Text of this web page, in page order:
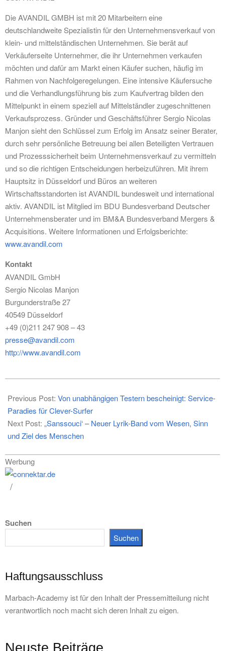
Die AVANDIL GMBH ist mit 20 Mitarbeitern eine
deutschlandweite Spezialistin für den Unternehmensverkauf von
klein- und mittelständischen Unternehmen. Sie berät auf
Verkäuferseite Unternehmer, die ihr Unternehmen verkaufen
möchten und dafür am Markt einen Käufer suchen, häufig im
Rahmen von Nachfolgeregelungen. Eine intensive Käufersuche
und die Verhandlungsführung bis zum Kaufvertrag bilden den
Mittelpunkt in einem speziell auf Mittelständler zugeschnittenen
Verkaufsprozess. Gründer und Geschäftsführer Sergio Nicolas
Manjon sieht den Schlüssel zum Erfolg im Ansatz seiner Berater,
durch sehr persönliche Betreuung bei allen Beteiligten Vertrauen
und Prozesssicherheit beim Unternehmensverkauf zu vermitteln
und so die richtigen Entscheidungen herbeizuführen. Mit ihrem
Hauptsitz in Düsseldorf und Büros an weiteren
Wirtschaftsstandorten ist AVANDIL bundesweit und international
aktiv. AVANDIL ist Mitglied im BDU Bundesverband Deutscher
Unternehmensberater und im BM&A Bundesverband Mergers &
Acquisitions. Weitere Informationen und Erfolgsberichte:
www.avandil.com
Kontakt
AVANDIL GmbH
Sergio Nicolas Manjon
Burgunderstraße 27
40549 Düsseldorf
+49 (0)211 247 908 – 43
presse@avandil.com
http://www.avandil.com
06-
19
Previous Post: Von unabhängigen Testern bescheinigt: Service-
Paradies für Clever-Surfer
Next Post: „Sanssouci‘ – Neuer Lyrik-Band vom Wesen, Sinn
und Ziel des Menschen
Werbung
Suchen
Suchen
Haftungsausschluss
Marbach-Academy ist für den Inhalt der Pressemitteilung nicht
verantwortlich noch macht sich deren Inhalt zu eigen.
Neuste Beiträge